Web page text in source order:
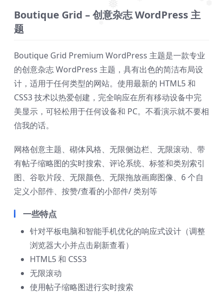
❅ ❅❅
❅
Boutique Grid – 创意杂志 WordPress 主
题
Boutique Grid Premium WordPress 主题是一款专业
的创意杂志 WordPress 主题，具有出色的简洁布局设
计，适用于任何类型的网站。使用最新的 HTML5 和
CSS3 技术以热爱创建，完全响应在所有移动设备中完
美显示，可轻松用于任何设备和 PC。不看演示就不要相
信我的话。
网格创意主题、砌体风格、无限侧边栏、无限滚动、带
有帖子缩略图的实时搜索、评论系统、标签和类别索引
图、谷歌片段、无限颜色、无限拖放画廊图像、6 个自
定义小部件、按赞/查看的小部件/ 类别等
一些特点
针对平板电脑和智能手机优化的响应式设计（调整
浏览器大小并点击刷新查看）
HTML5 和 CSS3
无限滚动
使用帖子缩略图进行实时搜索